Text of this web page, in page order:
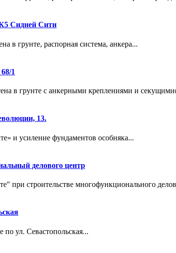
Сидней Сити
в грунте, распорная система, анкера...
1
в грунте с анкерными креплениями и
13.
и усиление фундаментов особняка...
делового центр
при строительстве многофункционального
по ул. Севастопольская...